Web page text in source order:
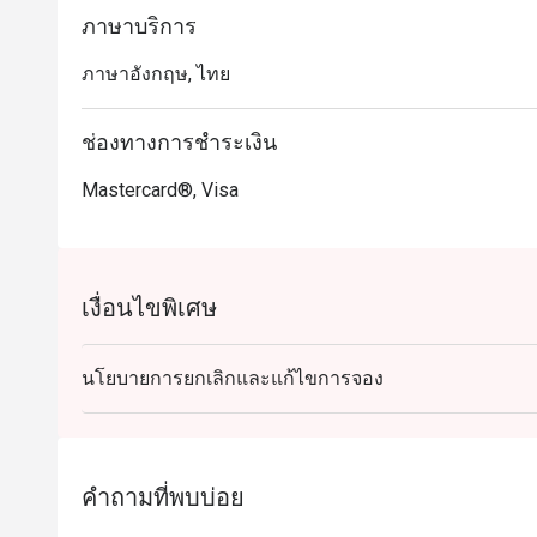
ภาษาบริการ
ภาษาอังกฤษ, ไทย
ช่องทางการชำระเงิน
Mastercard®, Visa
เงื่อนไขพิเศษ
นโยบายการยกเลิกและแก้ไขการจอง
คำถามที่พบบ่อย